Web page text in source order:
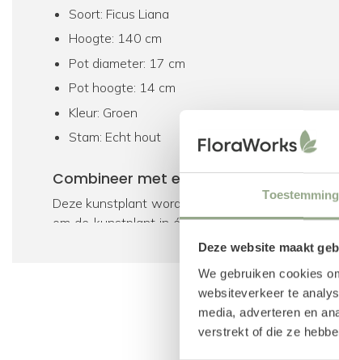
Toestemming
Deze website maakt
We gebruiken cookies
websiteverkeer te
media, adverteren en
verstrekt of die ze
Soort: Ficus Liana
Hoogte: 140 cm
Pot diameter: 17 cm
Pot hoogte: 14 cm
Kleur: Groen
Stam: Echt hout
Combineer met een plantenpot
Deze kunstplant wordt geleverd inclusief een
om de kunstplant in één van de buitenpotten
voor deze kunstplant als bijpassend product
bevestiging kan gebruik worden gemaakt van
Upgrade met een bodembedekker